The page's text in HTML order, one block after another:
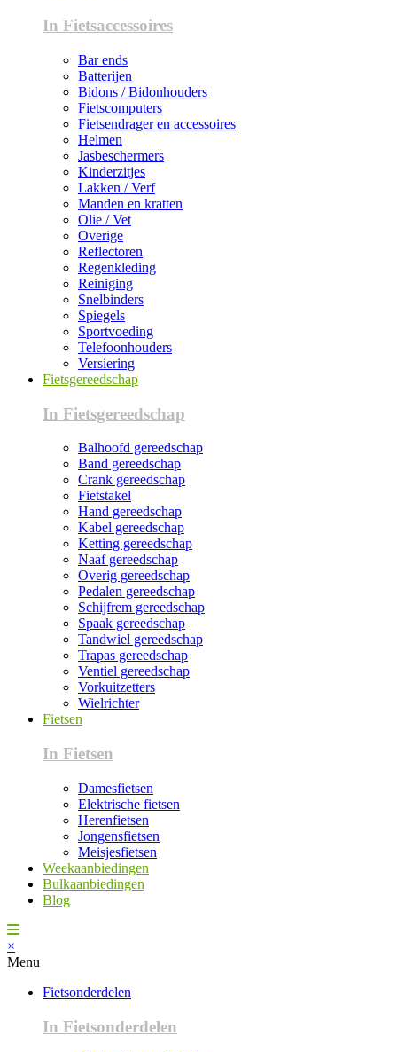
In Fietsaccessoires
Bar ends
Batterijen
Bidons / Bidonhouders
Fietscomputers
Fietsendrager en accessoires
Helmen
Jasbeschermers
Kinderzitjes
Lakken / Verf
Manden en kratten
Olie / Vet
Overige
Reflectoren
Regenkleding
Reiniging
Snelbinders
Spiegels
Sportvoeding
Telefoonhouders
Versiering
Fietsgereedschap
In Fietsgereedschap
Balhoofd gereedschap
Band gereedschap
Crank gereedschap
Fietstakel
Hand gereedschap
Kabel gereedschap
Ketting gereedschap
Naaf gereedschap
Overig gereedschap
Pedalen gereedschap
Schijfrem gereedschap
Spaak gereedschap
Tandwiel gereedschap
Trapas gereedschap
Ventiel gereedschap
Vorkuitzetters
Wielrichter
Fietsen
In Fietsen
Damesfietsen
Elektrische fietsen
Herenfietsen
Jongensfietsen
Meisjesfietsen
Weekaanbiedingen
Bulkaanbiedingen
Blog
×
Menu
Fietsonderdelen
In Fietsonderdelen